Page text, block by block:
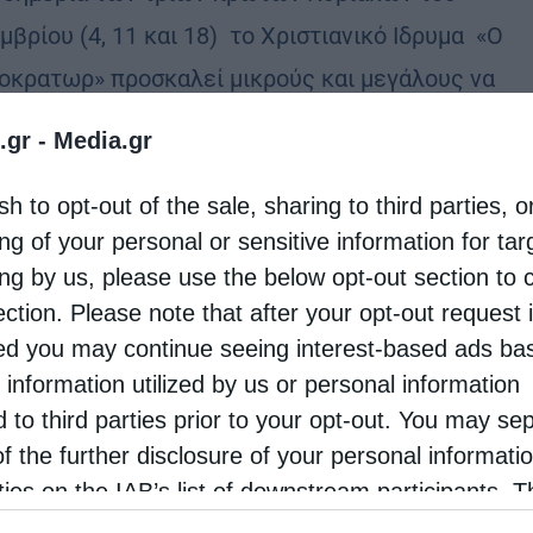
- Media.gr
to opt-out of the sale, sharing to third parties,
of your personal or sensitive information for
by us, please use the below opt-out section to
Please note that after your opt-out request
you may continue seeing interest-based ads
information utilized by us or personal information
to third parties prior to your opt-out. You may
the further disclosure of your personal
on the IAB’s list of downstream participants.
(4, 11 και 18) το Χριστιανικό Ιδρυμα «Ο
προσκαλεί μικρούς και μεγάλους να
Σεραφείμ: Στο πρόσωπο κάθε συνανθρώπου
τον ίδιο τον Χριστό
27 Νοεμβρίου 2016
της Χριστουγεννιάτικης Δωροεκθέσεως
Μητροπόλεως Πειραιώς τέλεσε την
25 Νοεμβρίου 2016, ο Σεβασμιώτατος